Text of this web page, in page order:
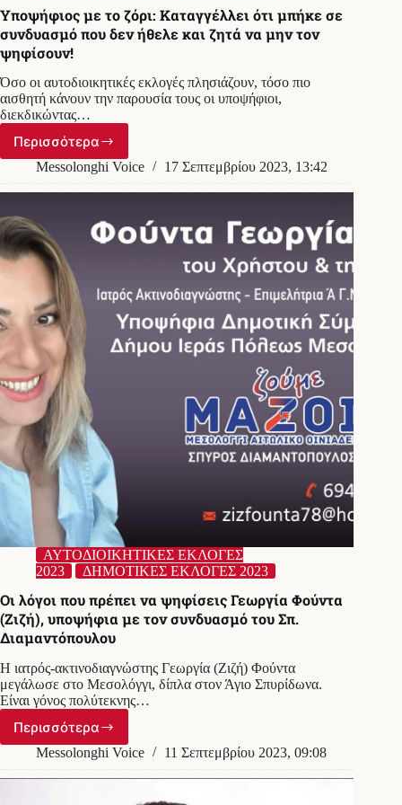
Υποψήφιος με το ζόρι: Καταγγέλλει ότι μπήκε σε
συνδυασμό που δεν ήθελε και ζητά να μην τον
ψηφίσουν!
Όσο οι αυτοδιοικητικές εκλογές πλησιάζουν, τόσο πιο
αισθητή κάνουν την παρουσία τους οι υποψήφιοι,
διεκδικώντας…
Περισσότερα
Υποψήφιος
με
Καταγγέλλει
μπήκε
σε
συνδυασμό
που
δεν
ήθελε
και
ζητά
να
μην
τον
ψηφίσουν!
Messolonghi Voice 17 Σεπτεμβρίου 2023, 13:42
ΑΥΤΟΔΙΟΙΚΗΤΙΚΕΣ ΕΚΛΟΓΕΣ
2023
ΔΗΜΟΤΙΚΕΣ ΕΚΛΟΓΕΣ 2023
Οι λόγοι που πρέπει να ψηφίσεις Γεωργία Φούντα
(Ζιζή), υποψήφια με τον συνδυασμό του Σπ.
Διαμαντόπουλου
H ιατρός-ακτινοδιαγνώστης Γεωργία (Ζιζή) Φούντα
μεγάλωσε στο Μεσολόγγι, δίπλα στον Άγιο Σπυρίδωνα.
Είναι γόνος πολύτεκνης…
Περισσότερα
Οι
λόγοι
Messolonghi Voice 11 Σεπτεμβρίου 2023, 09:08